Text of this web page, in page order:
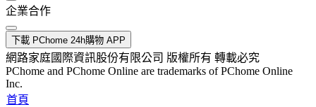
企業合作
下載 PChome 24h購物 APP
網路家庭國際資訊股份有限公司 版權所有 轉載必究
PChome and PChome Online are trademarks of PChome Online
Inc.
首頁